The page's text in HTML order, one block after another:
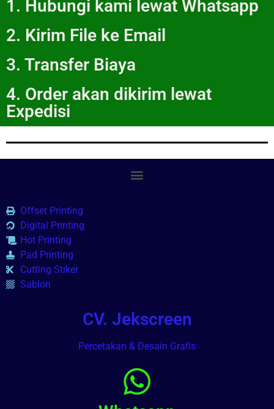
1. Hubungi kami lewat Whatsapp
2. Kirim File ke Email
3. Transfer Biaya
4. Order akan dikirim lewat
Expedisi
Offset Printing
Digital Printing
Hot Printing
Pad Printing
Cutting Stiker
Sablon
CV. Jekscreen
Percetakan & Desain Grafis